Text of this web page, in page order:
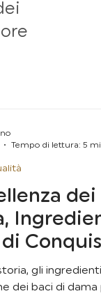
di
d'Affari
gli
dei baci di dama
Tempo di lettura: 5